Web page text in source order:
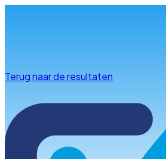
Terug naar de resultaten